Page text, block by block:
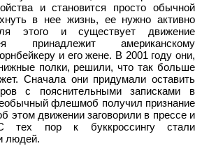
и становится просто обычной
в нее жизнь, ее нужно активно
этого и существует движение
принадлежит американскому
и его жене. В 2001 году они,
полки, решили, что так больше
Сначала они придумали оставить
с пояснительными записками в
флешмоб получил признание
этом движении заговорили в прессе и
тех пор к буккроссингу стали
людей.